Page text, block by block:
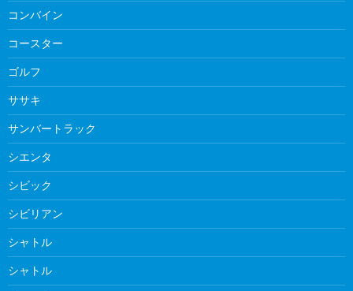
コンバイン
コースター
ゴルフ
ササキ
サンバートラック
シエンタ
シビック
シビリアン
シャトル
シャトル